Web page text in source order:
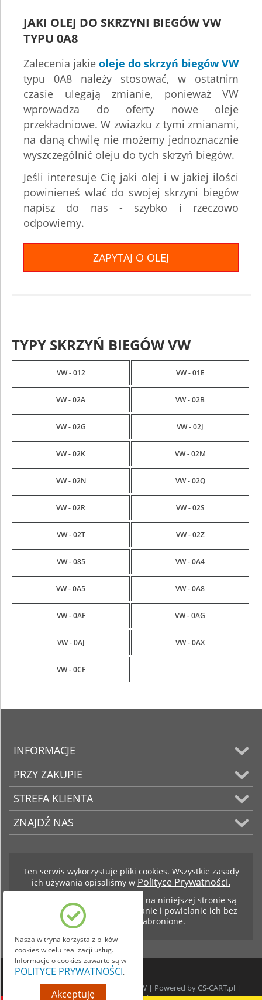
JAKI OLEJ DO SKRZYNI BIEGÓW VW
TYPU 0A8
Zalecenia jakie oleje do skrzyń biegów VW
typu 0A8 należy stosować, w ostatnim
czasie ulegają zmianie, ponieważ VW
wprowadza do oferty nowe oleje
przekładniowe. W zwiazku z tymi zmianami,
na daną chwilę nie możemy jednoznacznie
wyszczególnić oleju do tych skrzyń biegów.
Jeśli interesuje Cię jaki olej i w jakiej ilości
powinieneś wlać do swojej skrzyni biegów
napisz do nas - szybko i rzeczowo
odpowiemy.
ZAPYTAJ O OLEJ
TYPY SKRZYŃ BIEGÓW VW
VW - 012 VW - 01E
VW - 02A VW - 02B
VW - 02G VW - 02J
VW - 02K VW - 02M
VW - 02N VW - 02Q
VW - 02R VW - 02S
VW - 02T VW - 02Z
VW - 085 VW - 0A4
VW - 0A5 VW - 0A8
VW - 0AF VW - 0AG
VW - 0AJ VW - 0AX
VW - 0CF
INFORMACJE
PRZY ZAKUPIE
STREFA KLIENTA
ZNAJDŹ NAS
Ten serwis wykorzystuje pliki cookies. Wszystkie zasady
ich używania opisaliśmy w Polityce Prywatności.
Teksty i zdjęcia znajdujące się na niniejszej stronie są
własnością firmy BCS. Kopiowanie i powielanie ich bez
zezwolenia jest zabronione.
© 1999-2026 BCS SKRZYNIE BIEGÓW | Powered byCS-CART.pl |
Nasza witryna korzysta z plików
cookies w celu realizacji usług.
Informacje o cookies zawarte są w
POLITYCE PRYWATNOŚCI.
Akceptuję